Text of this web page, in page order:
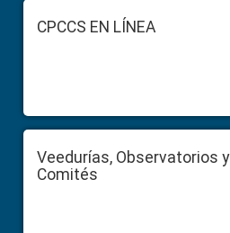
FooterCPCCS EN LÍNEA
Veedurías, Observatorios y
Comités